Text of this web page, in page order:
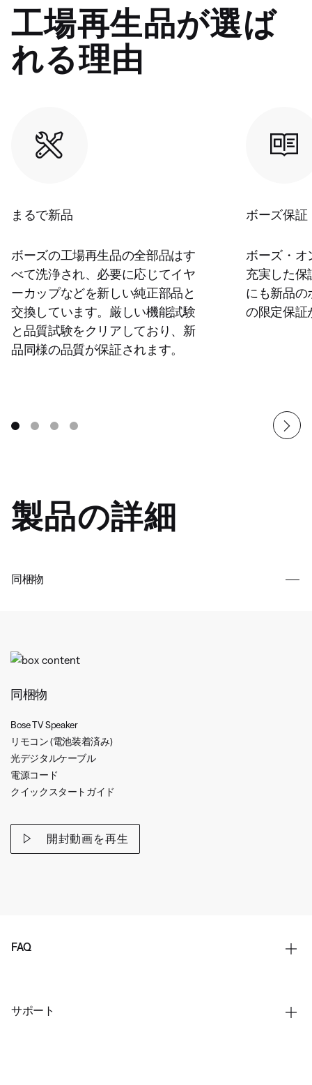
工場再生品が選ば
れる理由
まるで新品
ボーズの工場再生品の全部品はす
べて洗浄され、必要に応じてイヤ
ーカップなどを新しい純正部品と
交換しています。厳しい機能試験
と品質試験をクリアしており、新
品同様の品質が保証されます。
ボーズ保証
ボーズ・オ
充実した保
にも新品の
の限定保証
製品の詳細
同梱物
同梱物
Bose TV Speaker
リモコン (電池装着済み)
光デジタルケーブル
電源コード
クイックスタートガイド
開封動画を再生
FAQ
サポート